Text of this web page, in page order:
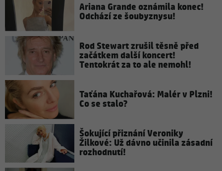
Ariana Grande oznámila konec!
Odchází ze šoubyznysu!
Rod Stewart zrušil těsně před
začátkem další koncert!
Tentokrát za to ale nemohl!
Taťána Kuchařová: Malér v Plzni!
Co se stalo?
Šokující přiznání Veroniky
Žilkové: Už dávno učinila zásadní
rozhodnutí!